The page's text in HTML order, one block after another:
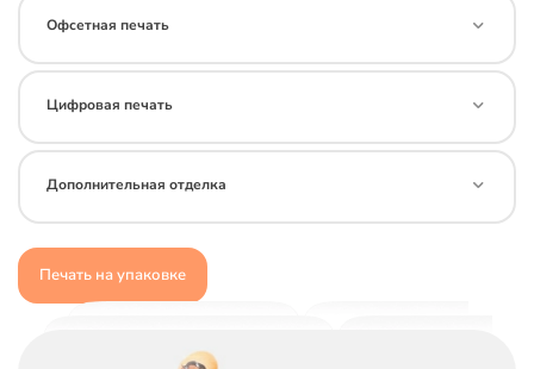
Офсетная печать
Цифровая печать
Дополнительная отделка
Печать на упаковке